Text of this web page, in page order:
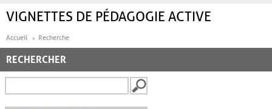
VIGNETTES DE PÉDAGOGIE ACTIVE
Accueil Recherche
RECHERCHER